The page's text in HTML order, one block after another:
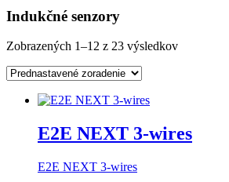
Indukčné senzory
Zobrazených 1–12 z 23 výsledkov
E2E NEXT 3-wires
E2E NEXT 3-wires